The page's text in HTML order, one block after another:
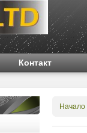
Контакт
Начало